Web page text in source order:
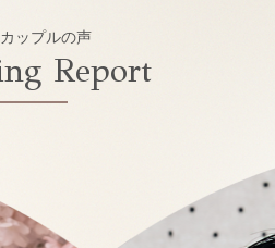
ップルの声
Report